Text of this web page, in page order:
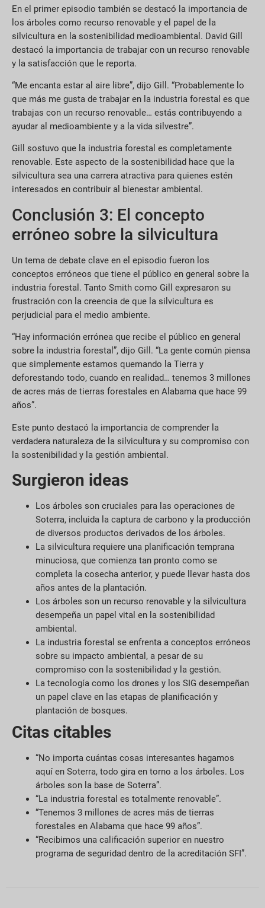
En el primer episodio también se destacó la importancia de
los árboles como recurso renovable y el papel de la
silvicultura en la sostenibilidad medioambiental. David Gill
destacó la importancia de trabajar con un recurso renovable
y la satisfacción que le reporta.
“Me encanta estar al aire libre”, dijo Gill. “Probablemente lo
que más me gusta de trabajar en la industria forestal es que
trabajas con un recurso renovable… estás contribuyendo a
ayudar al medioambiente y a la vida silvestre”.
Gill sostuvo que la industria forestal es completamente
renovable. Este aspecto de la sostenibilidad hace que la
silvicultura sea una carrera atractiva para quienes estén
interesados en contribuir al bienestar ambiental.
Conclusión 3: El concepto
erróneo sobre la silvicultura
Un tema de debate clave en el episodio fueron los
conceptos erróneos que tiene el público en general sobre la
industria forestal. Tanto Smith como Gill expresaron su
frustración con la creencia de que la silvicultura es
perjudicial para el medio ambiente.
“Hay información errónea que recibe el público en general
sobre la industria forestal”, dijo Gill. “La gente común piensa
que simplemente estamos quemando la Tierra y
deforestando todo, cuando en realidad… tenemos 3 millones
de acres más de tierras forestales en Alabama que hace 99
años”.
Este punto destacó la importancia de comprender la
verdadera naturaleza de la silvicultura y su compromiso con
la sostenibilidad y la gestión ambiental.
Surgieron ideas
Los árboles son cruciales para las operaciones de
Soterra, incluida la captura de carbono y la producción
de diversos productos derivados de los árboles.
La silvicultura requiere una planificación temprana
minuciosa, que comienza tan pronto como se
completa la cosecha anterior, y puede llevar hasta dos
años antes de la plantación.
Los árboles son un recurso renovable y la silvicultura
desempeña un papel vital en la sostenibilidad
ambiental.
La industria forestal se enfrenta a conceptos erróneos
sobre su impacto ambiental, a pesar de su
compromiso con la sostenibilidad y la gestión.
La tecnología como los drones y los SIG desempeñan
un papel clave en las etapas de planificación y
plantación de bosques.
Citas citables
“No importa cuántas cosas interesantes hagamos
aquí en Soterra, todo gira en torno a los árboles. Los
árboles son la base de Soterra”.
“La industria forestal es totalmente renovable”.
“Tenemos 3 millones de acres más de tierras
forestales en Alabama que hace 99 años”.
“Recibimos una calificación superior en nuestro
programa de seguridad dentro de la acreditación SFI”.